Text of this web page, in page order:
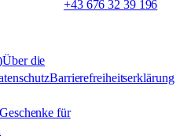
+43 676 32 39 196
Über die
Barrierefreiheitserklärung
Geschenke für